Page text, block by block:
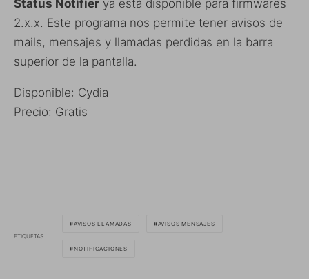
Status Notifier ya está disponible para firmwares
2.x.x. Este programa nos permite tener avisos de
mails, mensajes y llamadas perdidas en la barra
superior de la pantalla.
Disponible: Cydia
Precio: Gratis
ETIQUETAS
AVISOS LLAMADAS AVISOS MENSAJES
NOTIFICACIONES